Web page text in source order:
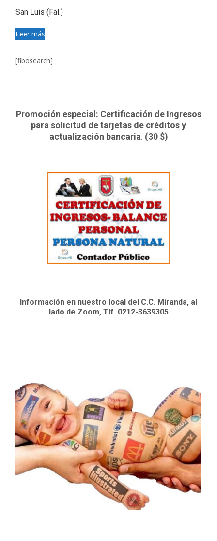
San Luis (Fal.)
Leer más
[fibosearch]
Promoción especial: Certificación de Ingresos
para solicitud de tarjetas de créditos y
actualización bancaria. (30 $)
Información en nuestro local del C.C. Miranda, al
lado de Zoom, Tlf. 0212-3639305